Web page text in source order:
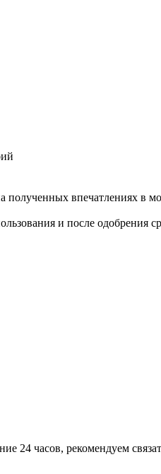
впечатлениях в
и после одобрения
24 часов, рекомендуем